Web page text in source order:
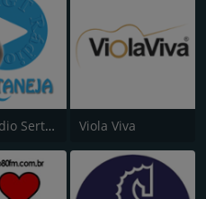
MGT Radio Sertaneja Viola Viva